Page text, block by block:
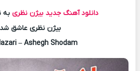
دانلود آهنگ جدید بیژن نظری به
بیژن نظری عاشق
– Ashegh Shodam